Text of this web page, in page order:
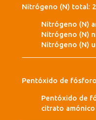
Nitrógeno (N) total:
Nitrógeno (N)
Nitrógeno (N)
Nitrógeno (N)
Pentóxido de
Pentóxido de
citrato